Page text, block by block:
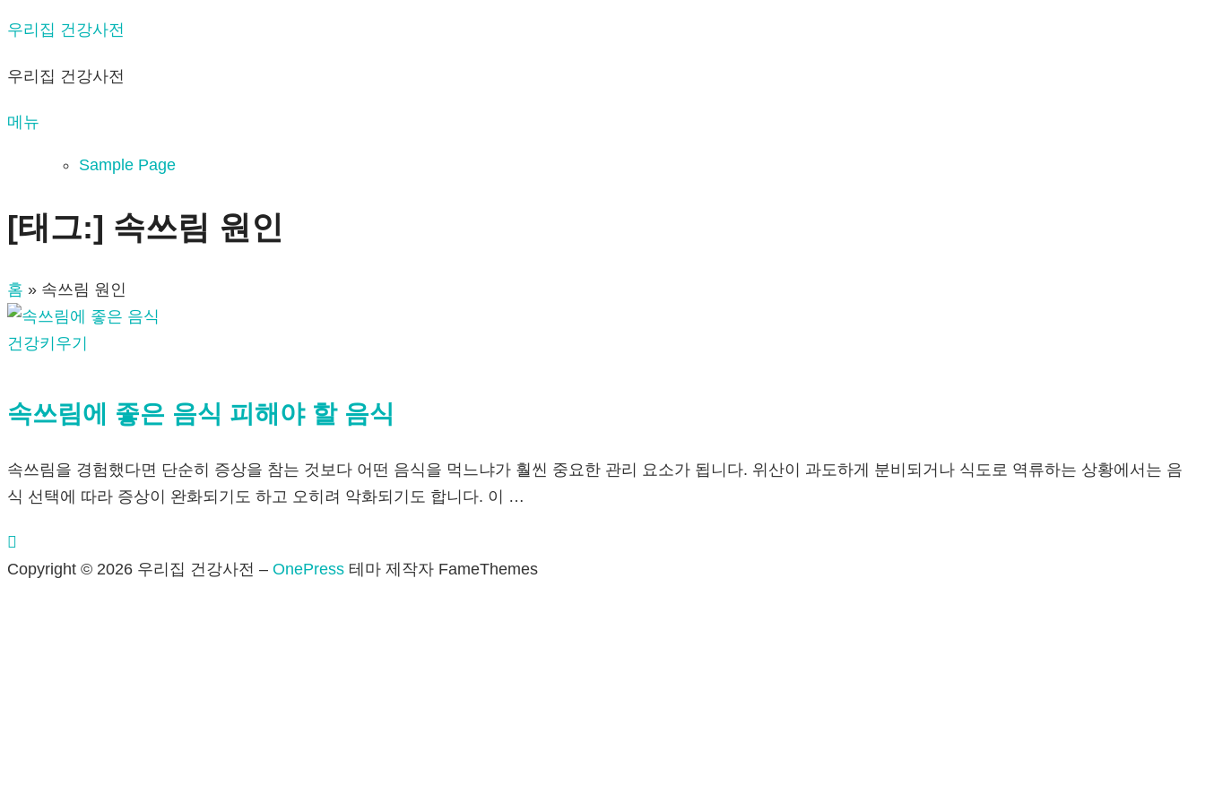
내
으
기
우리집 건강사전
우리집 건강사전
메뉴
Sample Page
[태그:] 속쓰림 원인
홈 » 속쓰림 원인
건강키우기
속쓰림에 좋은 음식 피해야 할 음식
속쓰림을 경험했다면 단순히 증상을 참는 것보다 어떤 음식을 먹느냐가 훨씬 중요한 관리 요소가 됩니다. 위산이 과도하게 분비되거나 식도로 역류하는 상황에서는 음
식 선택에 따라 증상이 완화되기도 하고 오히려 악화되기도 합니다. 이 …
Copyright © 2026 우리집 건강사전 – OnePress 테마 제작자 FameThemes